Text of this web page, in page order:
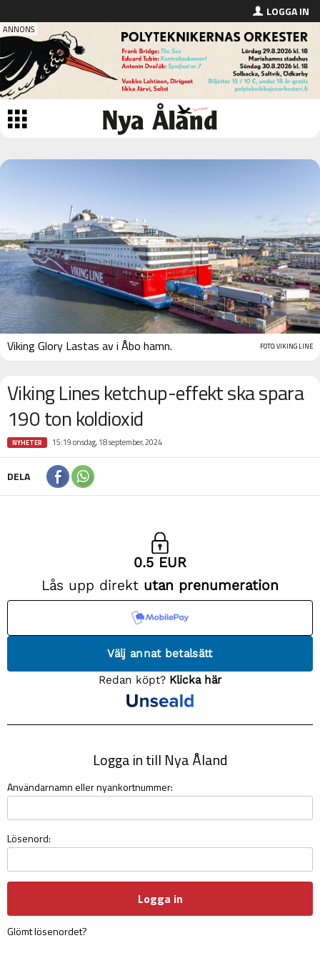
LOGGA IN
FOTO: VIKING LINE
Viking Glory Lastas av i Åbo hamn.
Viking Lines ketchup-effekt ska spara
190 ton koldioxid
NYHETER 15:19 onsdag, 18 september, 2024
DELA